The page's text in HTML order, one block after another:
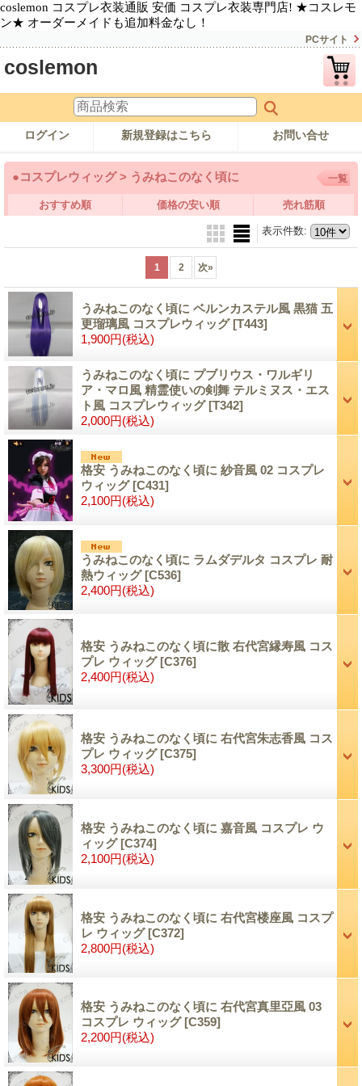
coslemon コスプレ衣装通販 安価 コスプレ衣装専門店! ★コスレモ
ン★ オーダーメイドも追加料金なし！
PCサイト
coslemon
ログイン 新規登録はこちら お問い合せ
●コスプレウィッグ > うみねこのなく頃に 一覧
おすすめ順 価格の安い順 売れ筋順
表示件数:
1 2 次»
うみねこのなく頃に ベルンカステル風 黒猫 五
更瑠璃風 コスプレウィッグ[T443]
1,900円(税込)
うみねこのなく頃に プブリウス・ワルギリ
ア・マロ風 精霊使いの剣舞 テルミヌス・エス
ト風 コスプレウィッグ[T342]
2,000円(税込)
格安 うみねこのなく頃に 紗音風 02 コスプレ
ウィッグ[C431]
2,100円(税込)
うみねこのなく頃に ラムダデルタ コスプレ 耐
熱ウィッグ[C536]
2,400円(税込)
格安 うみねこのなく頃に散 右代宮縁寿風 コス
プレ ウィッグ[C376]
2,400円(税込)
格安 うみねこのなく頃に 右代宮朱志香風 コス
プレ ウィッグ[C375]
3,300円(税込)
格安 うみねこのなく頃に 嘉音風 コスプレ ウ
ィッグ[C374]
2,100円(税込)
格安 うみねこのなく頃に 右代宮楼座風 コスプ
レ ウィッグ[C372]
2,800円(税込)
格安 うみねこのなく頃に 右代宮真里亞風 03
コスプレ ウィッグ[C359]
2,200円(税込)